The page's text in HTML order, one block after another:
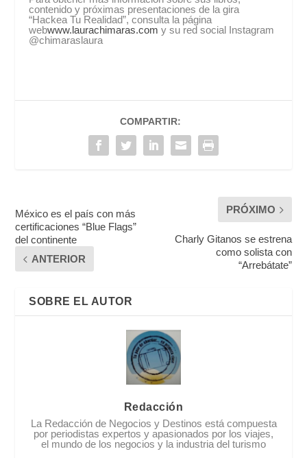
contenido y próximas presentaciones de la gira
“Hackea Tu Realidad”, consulta la página
webwww.laurachimaras.com y su red social Instagram
@chimaraslaura
COMPARTIR:
México es el país con más
certificaciones “Blue Flags”
del continente
ANTERIOR
PRÓXIMO
Charly Gitanos se estrena
como solista con
“Arrebátate”
SOBRE EL AUTOR
Redacción
La Redacción de Negocios y Destinos está compuesta
por periodistas expertos y apasionados por los viajes,
el mundo de los negocios y la industria del turismo